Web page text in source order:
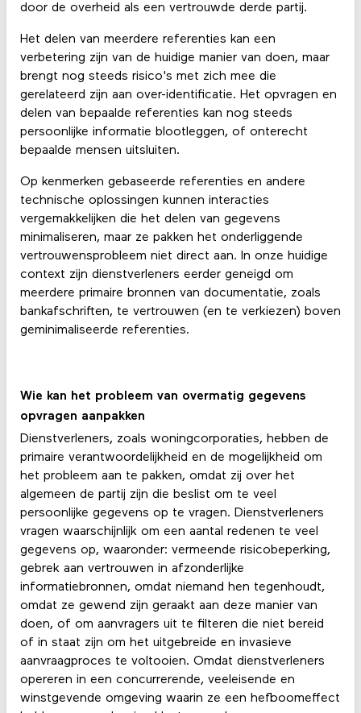
door de overheid als een vertrouwde derde partij.
Het delen van meerdere referenties kan een
verbetering zijn van de huidige manier van doen, maar
brengt nog steeds risico's met zich mee die
gerelateerd zijn aan over-identificatie. Het opvragen en
delen van bepaalde referenties kan nog steeds
persoonlijke informatie blootleggen, of onterecht
bepaalde mensen uitsluiten.
Op kenmerken gebaseerde referenties en andere
technische oplossingen kunnen interacties
vergemakkelijken die het delen van gegevens
minimaliseren, maar ze pakken het onderliggende
vertrouwensprobleem niet direct aan. In onze huidige
context zijn dienstverleners eerder geneigd om
meerdere primaire bronnen van documentatie, zoals
bankafschriften, te vertrouwen (en te verkiezen) boven
geminimaliseerde referenties.
Wie kan het probleem van overmatig gegevens
opvragen aanpakken
Dienstverleners, zoals woningcorporaties, hebben de
primaire verantwoordelijkheid en de mogelijkheid om
het probleem aan te pakken, omdat zij over het
algemeen de partij zijn die beslist om te veel
persoonlijke gegevens op te vragen. Dienstverleners
vragen waarschijnlijk om een aantal redenen te veel
gegevens op, waaronder: vermeende risicobeperking,
gebrek aan vertrouwen in afzonderlijke
informatiebronnen, omdat niemand hen tegenhoudt,
omdat ze gewend zijn geraakt aan deze manier van
doen, of om aanvragers uit te filteren die niet bereid
of in staat zijn om het uitgebreide en invasieve
aanvraagproces te voltooien. Omdat dienstverleners
opereren in een concurrerende, veeleisende en
winstgevende omgeving waarin ze een hefboomeffect